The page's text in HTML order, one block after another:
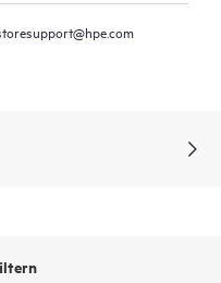
den Bedarf an
(Small Form-Factor